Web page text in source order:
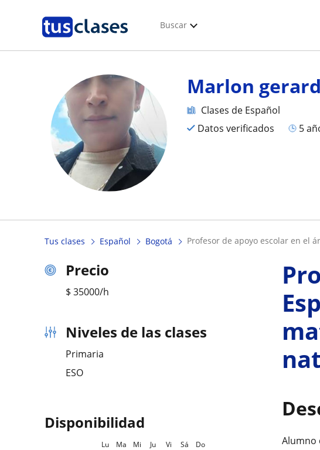
Buscar
Marlon
Clases de Español
Datos verificados
5
Tus clases Español Bogotá profesor de apoyo escolar en el
Precio
$ 35000/h
Niveles de las clases
Primaria
ESO
Disponibilidad
Lu Ma Mi Ju Vi Sá Do Alumno